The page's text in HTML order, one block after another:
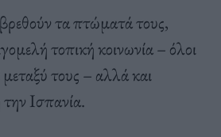
τα πτώματά τους,
τοπική κοινωνία – όλοι
μεταξύ τους – αλλά και
Ισπανία.